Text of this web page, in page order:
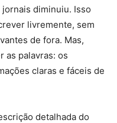
diminuiu. Isso
livremente, sem
de fora. Mas,
as palavras: os
claras e fáceis de
detalhada do